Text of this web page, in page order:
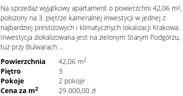
Na sprzedaż wyjątkowy apartament o powierzchni 42,06 m²,
położony na 3. piętrze kameralnej inwestycji w jednej z
najbardziej prestiżowych i klimatycznych lokalizacji Krakowa.
Inwestycja zlokalizowana jest na zielonym Starym Podgórzu,
tuż przy Bulwarach ...
Powierzchnia
42,06 m2
Piętro
3
Pokoje
2 pokoje
Cena za m2 29 000,00 zł